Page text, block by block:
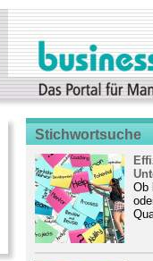
Stichwortsuche
Ob